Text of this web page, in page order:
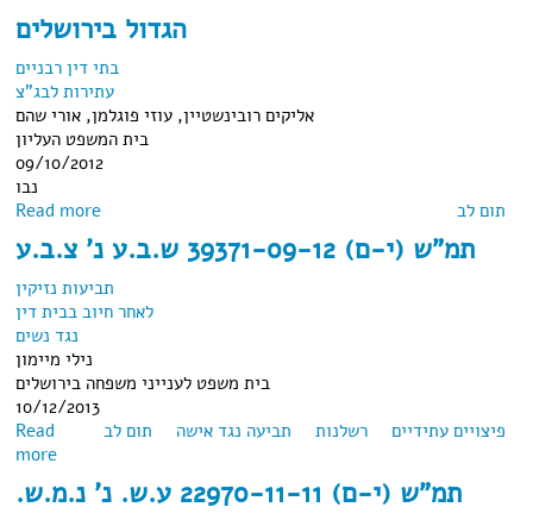
הגדול בירושלים
בתי דין רבניים
עתירות לבג"צ
אליקים רובינשטיין, עוזי פוגלמן, אורי שהם
בית המשפט העליון
09/10/2012
נבו
תום לב
Read more
תמ"ש (י-ם) 39371-09-12 ש.ב.ע נ' צ.ב.ע
תביעות נזיקין
לאחר חיוב בבית דין
נגד נשים
נילי מיימון
בית משפט לענייני משפחה בירושלים
10/12/2013
פיצויים עתידיים
רשלנות תביעה נגד אישה תום לב
Read
more
תמ"ש (י-ם) 22970-11-11 ע.ש. נ' נ.מ.ש.